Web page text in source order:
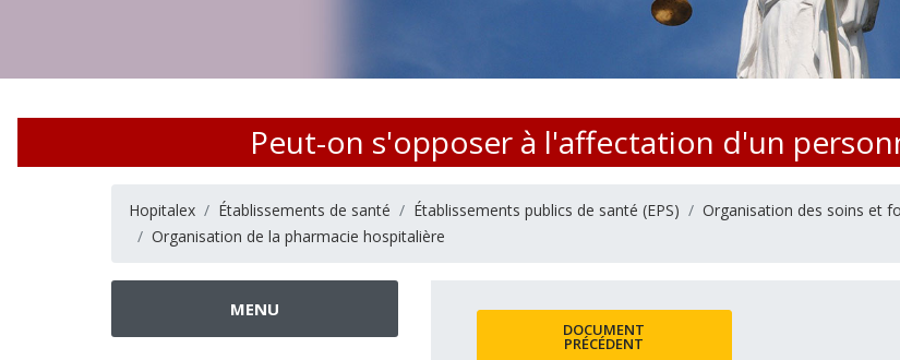
Peut-on s'opposer à l'affectation d'un
Hopitalex Établissements de santé Établissements publics de santé (EPS)
Organisation des soins et
Organisation de la pharmacie hospitalière
DOCUMENT
PRÉCÉDENT
MENU